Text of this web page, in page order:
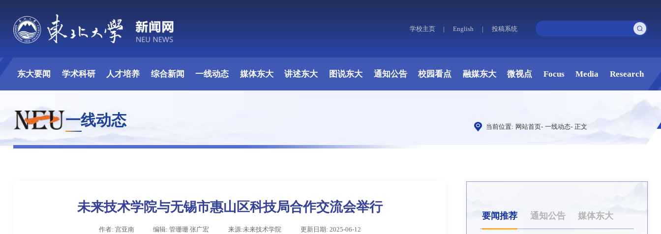
学校主页 | English | 投稿系统
东大要闻 学术科研 人才培养 综合新闻 一线动态 媒体东大 讲述东大 图说东大 通知公告 校园看点 融媒东大 微视点 Focus Media Research
一线动态 当前位置: 网站首页- 一线动态- 正文
未来技术学院与无锡市惠山区科技局合作交流会举行
作者: 宫亚南 编辑: 管珊珊 张广宏 来源:未来技术学院 更新日期: 2025-06-12
要闻推荐 通知公告 媒体东大